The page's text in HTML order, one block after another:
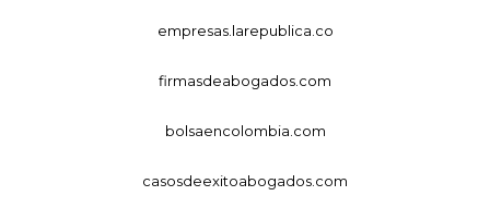
empresas.larepublica.co
firmasdeabogados.com
bolsaencolombia.com
casosdeexitoabogados.com